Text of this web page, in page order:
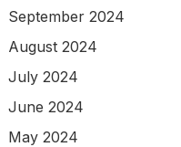
September 2024
August 2024
July 2024
June 2024
May 2024